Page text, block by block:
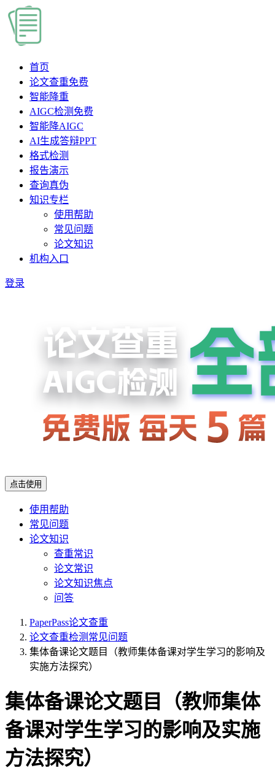
首页
论文查重免费
智能降重
AIGC检测 免费
智能降AIGC
AI生成答辩PPT
格式检测
报告演示
查询真伪
知识专栏
使用帮助
常见问题
论文知识
机构入口
登录
点击使用
使用帮助
常见问题
论文知识
查重常识
论文常识
论文知识焦点
问答
PaperPass论文查重
论文查重检测常见问题
集体备课论文题目（教师集体备课对学生学习的影响及
实施方法探究）
集体备课论文题目（教师集体
备课对学生学习的影响及实施
方法探究）